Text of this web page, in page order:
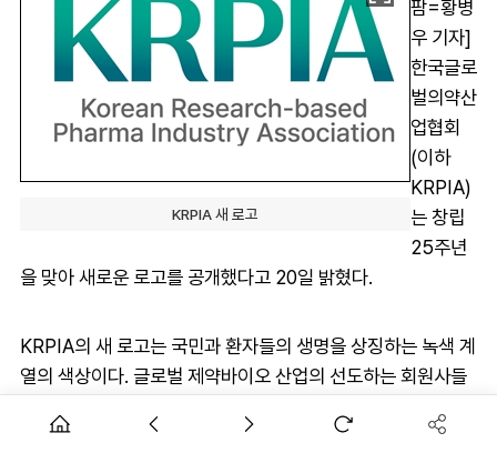
KRPIA 새 로고
팜=황병
우 기자]
한국글로
벌의약산
업협회
(이하
KRPIA)
는 창립
25주년
을 맞아 새로운 로고를 공개했다고 20일 밝혔다.
KRPIA의 새 로고는 국민과 환자들의 생명을 상징하는 녹색 계
열의 색상이다. 글로벌 제약바이오 산업의 선도하는 회원사들
한다는 의미로 그라데이션 효과를 활용했다.